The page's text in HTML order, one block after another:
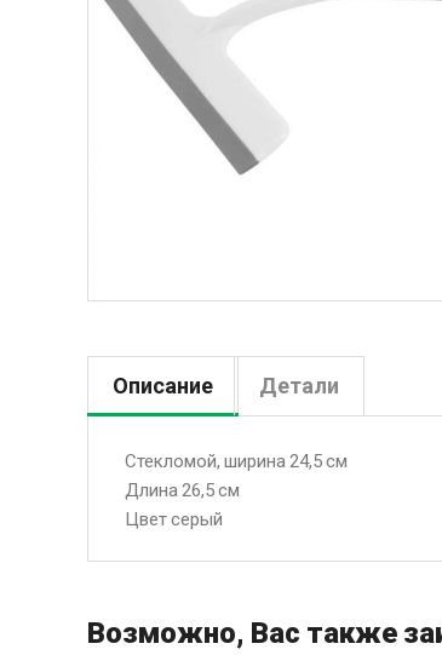
Описание Детали
Стекломой, ширина 24,5 см
Длина 26,5 см
Цвет серый
Возможно, Вас также